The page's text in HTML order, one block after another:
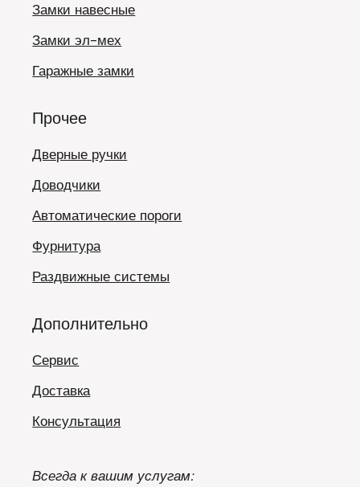
Замки навесные
Замки эл-мех
Гаражные замки
Прочее
Дверные ручки
Доводчики
Автоматические пороги
Фурнитура
Раздвижные системы
Дополнительно
Сервис
Доставка
Консультация
Всегда к вашим услугам: